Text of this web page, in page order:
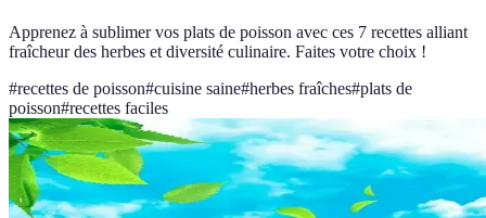
Apprenez à sublimer vos plats de poisson avec ces 7 recettes alliant
fraîcheur des herbes et diversité culinaire. Faites votre choix !
#recettes de poisson#cuisine saine#herbes fraîches#plats de
poisson#recettes faciles